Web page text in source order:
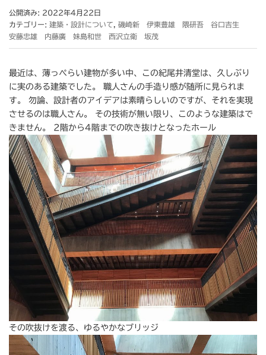
公開済み: 2022年4月22日
カテゴリー: 建築・設計について
磯崎新 伊東豊雄 隈研吾 谷口吉生
安藤忠雄 内藤廣 妹島和世 西沢立衛 坂茂
最近は、薄っぺらい建物が多い中、この紀尾井清堂は、久しぶり
に実のある建築でした。 職人さんの手造り感が随所に見られま
す。 勿論、設計者のアイデアは素晴らしいのですが、それを実現
させるのは職人さん。 その技術が無い限り、このような建築はで
きません。 2階から4階までの吹き抜けとなったホール
その吹抜けを渡る、ゆるやかなブリッジ